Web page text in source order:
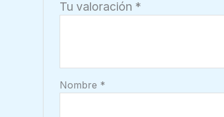
Tu valoración *
Nombre *